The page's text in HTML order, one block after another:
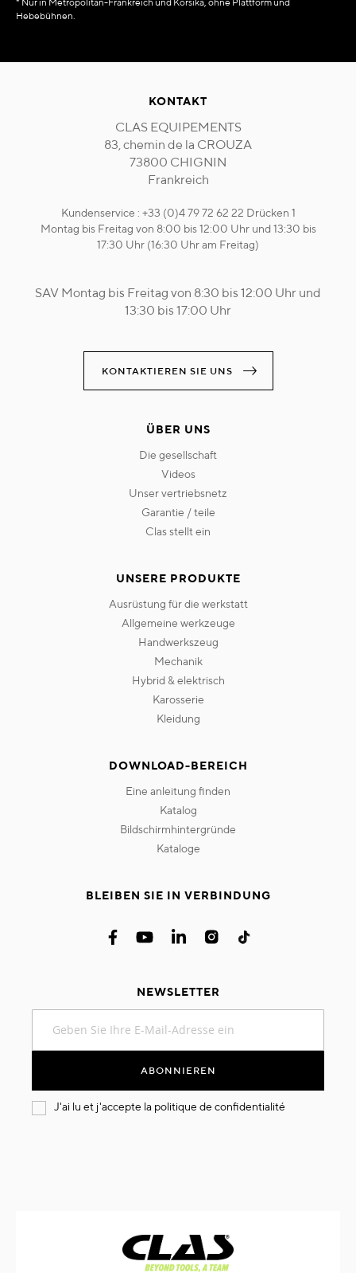
Hebebühnen.
KONTAKT
CLAS EQUIPEMENTS
83, chemin de la CROUZA
73800 CHIGNIN
Frankreich
Kundenservice : +33 (0)4 79 72 62 22 Drücken 1
Montag bis Freitag von 8:00 bis 12:00 Uhr und 13:30 bis
17:30 Uhr (16:30 Uhr am Freitag)
SAV Montag bis Freitag von 8:30 bis 12:00 Uhr und
13:30 bis 17:00 Uhr
KONTAKTIEREN SIE UNS
ÜBER UNS
die gesellschaft
videos
unser vertriebsnetz
garantie / teile
clas stellt ein
UNSERE PRODUKTE
ausrüstung für die werkstatt
allgemeine werkzeuge
handwerkszeug
mechanik
hybrid & elektrisch
karosserie
kleidung
DOWNLOAD-BEREICH
eine anleitung finden
katalog
bildschirmhintergründe
kataloge
BLEIBEN SIE IN VERBINDUNG
NEWSLETTER
sich
an:
ABONNIEREN
J'ai lu et j'accepte la politique de confidentialité